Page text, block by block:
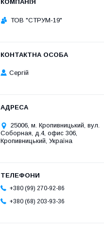
ТОВ "СТРУМ-19"
Сергій
25006, м. Кропивницький, вул.
Соборная, д.4, офис 306,
Кропивницький, Україна
+380 (99) 270-92-86
+380 (68) 203-93-36